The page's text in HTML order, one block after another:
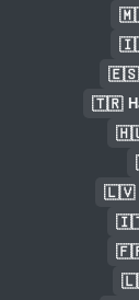
🇪🇸
🇹🇷
🇱🇻